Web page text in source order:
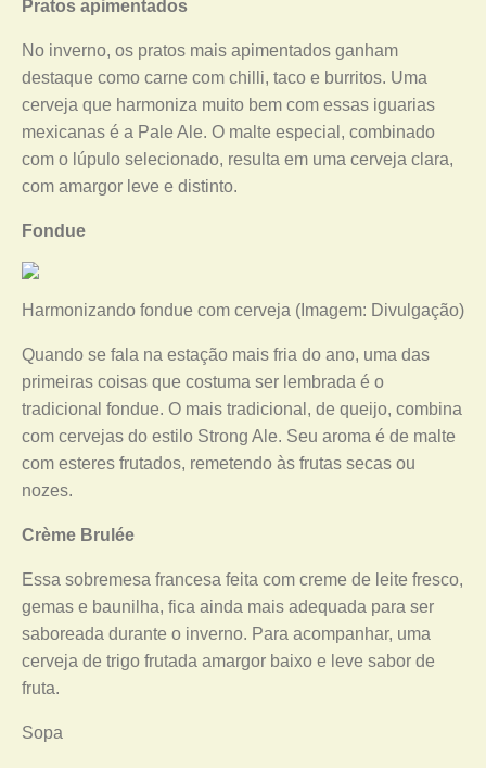
Pratos apimentados
No inverno, os pratos mais apimentados ganham
destaque como carne com chilli, taco e burritos. Uma
cerveja que harmoniza muito bem com essas iguarias
mexicanas é a Pale Ale. O malte especial, combinado
com o lúpulo selecionado, resulta em uma cerveja clara,
com amargor leve e distinto.
Fondue
Harmonizando fondue com cerveja (Imagem: Divulgação)
Quando se fala na estação mais fria do ano, uma das
primeiras coisas que costuma ser lembrada é o
tradicional fondue. O mais tradicional, de queijo, combina
com cervejas do estilo Strong Ale. Seu aroma é de malte
com esteres frutados, remetendo às frutas secas ou
nozes.
Crème Brulée
Essa sobremesa francesa feita com creme de leite fresco,
gemas e baunilha, fica ainda mais adequada para ser
saboreada durante o inverno. Para acompanhar, uma
cerveja de trigo frutada amargor baixo e leve sabor de
fruta.
Sopa